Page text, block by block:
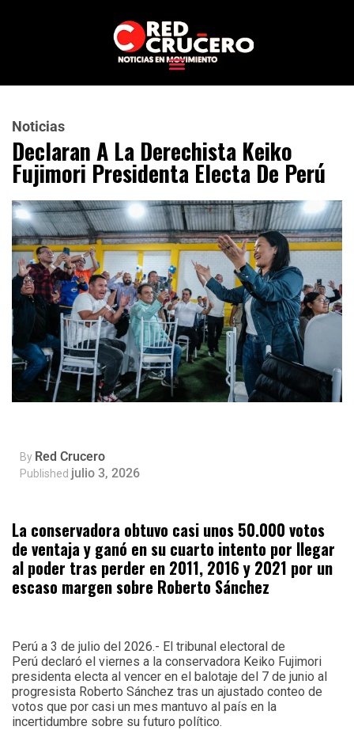
Noticias
Declaran A La Derechista Keiko
Fujimori Presidenta Electa De Perú
By Red Crucero
Published julio 3, 2026
La conservadora obtuvo casi unos 50.000 votos
de ventaja y ganó en su cuarto intento por llegar
al poder tras perder en 2011, 2016 y 2021 por un
escaso margen sobre Roberto Sánchez
Perú a 3 de julio del 2026.- El tribunal electoral de
Perú declaró el viernes a la conservadora Keiko Fujimori
presidenta electa al vencer en el balotaje del 7 de junio al
progresista Roberto Sánchez tras un ajustado conteo de
votos que por casi un mes mantuvo al país en la
incertidumbre sobre su futuro político.